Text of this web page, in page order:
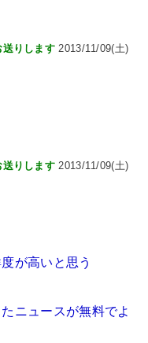
りします 2013/11/09(土)
りします 2013/11/09(土)
が高いと思う
ニュースが無料でよ